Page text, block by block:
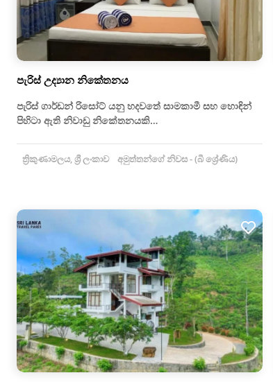
පැරිස් උද්‍යාන නිකේතනය
පැරිස් ගාර්ඩන් රිසෝට් යනු හදවතේ සාමකාමී සහ හොඳින්
පිහිටා ඇති නිවාඩු නිකේතනයකි…
ත්‍රිකුණාමලය, ශ්‍රී ලංකාව අමුත්තන්ගේ නිවස - (බී ශ්‍රේණිය)